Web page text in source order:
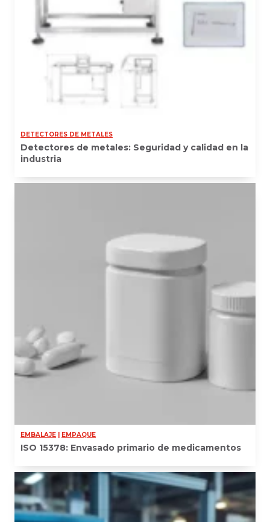
DETECTORES DE METALES
Detectores de metales: Seguridad y calidad en la
industria
EMBALAJE | EMPAQUE
ISO 15378: Envasado primario de medicamentos